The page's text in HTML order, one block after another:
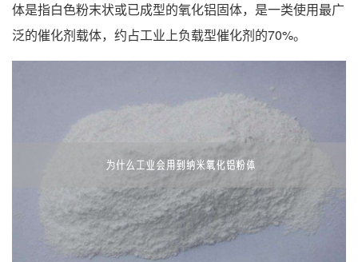
体是指白色粉末状或已成型的氧化铝固体，是一类使用最广
泛的催化剂载体，约占工业上负载型催化剂的70%。